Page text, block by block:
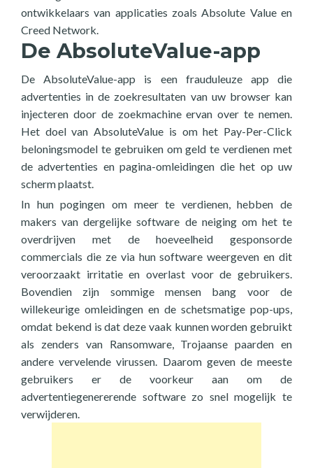
ontwikkelaars van applicaties zoals Absolute Value en
Creed Network.
De AbsoluteValue-app
De AbsoluteValue-app is een frauduleuze app die
advertenties in de zoekresultaten van uw browser kan
injecteren door de zoekmachine ervan over te nemen.
Het doel van AbsoluteValue is om het Pay-Per-Click
beloningsmodel te gebruiken om geld te verdienen met
de advertenties en pagina-omleidingen die het op uw
scherm plaatst.
In hun pogingen om meer te verdienen, hebben de
makers van dergelijke software de neiging om het te
overdrijven met de hoeveelheid gesponsorde
commercials die ze via hun software weergeven en dit
veroorzaakt irritatie en overlast voor de gebruikers.
Bovendien zijn sommige mensen bang voor de
willekeurige omleidingen en de schetsmatige pop-ups,
omdat bekend is dat deze vaak kunnen worden gebruikt
als zenders van Ransomware, Trojaanse paarden en
andere vervelende virussen. Daarom geven de meeste
gebruikers er de voorkeur aan om de
advertentiegenererende software zo snel mogelijk te
verwijderen.